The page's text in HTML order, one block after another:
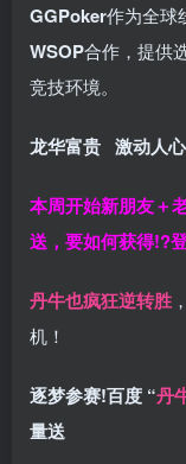
GGPoker作为全球
WSOP合作，提供
竞技环境。
龙华富贵 激动人心
本周开始新朋友＋
送，要如何获得!?
丹牛也疯狂逆转胜 ，
机！
逐梦参赛!百度 “丹
量送